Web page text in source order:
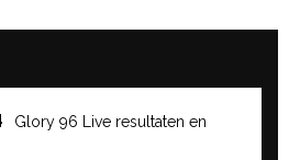
Glory 96 Live resultaten en